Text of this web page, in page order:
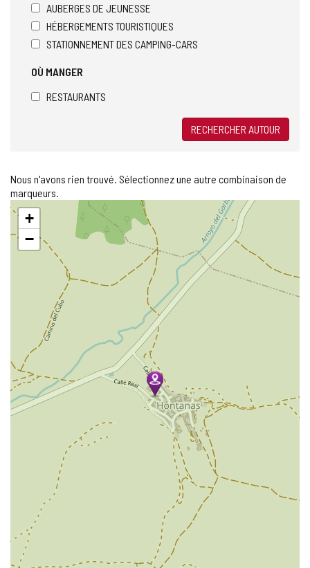
AUBERGES DE JEUNESSE
HÉBERGEMENTS TOURISTIQUES
STATIONNEMENT DES CAMPING-CARS
OÙ MANGER
RESTAURANTS
RECHERCHER AUTOUR
Nous n'avons rien trouvé. Sélectionnez une autre combinaison de
marqueurs.
Sauter
carte
+
−